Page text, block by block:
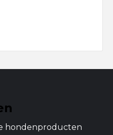
hondenproducten